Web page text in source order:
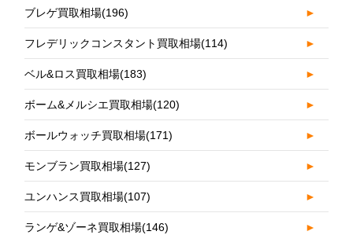
ブレゲ買取相場(196) ►
フレデリックコンスタント買取相場(114) ►
ベル&ロス買取相場(183) ►
ボーム&メルシエ買取相場(120) ►
ボールウォッチ買取相場(171) ►
モンブラン買取相場(127) ►
ユンハンス買取相場(107) ►
ランゲ&ゾーネ買取相場(146) ►